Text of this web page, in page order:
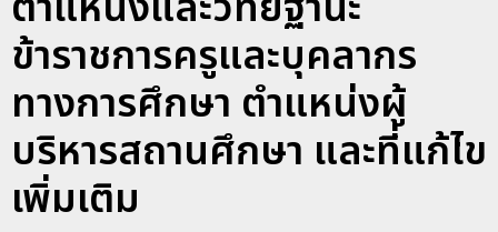
ข้าราชการครูและบุคลากร
ทางการศึกษา ตำแหน่งผู้
บริหารสถานศึกษา และที่แก้ไข
เพิ่มเติม